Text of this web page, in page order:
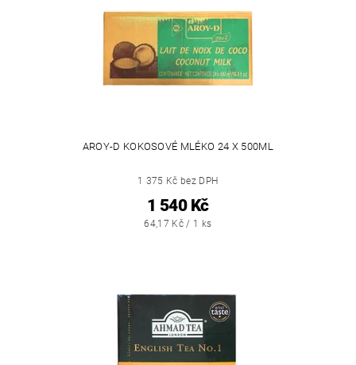
AROY-D KOKOSOVÉ MLÉKO 24 X 500ML
1 375 Kč bez DPH
1 540 Kč
64,17 Kč / 1 ks